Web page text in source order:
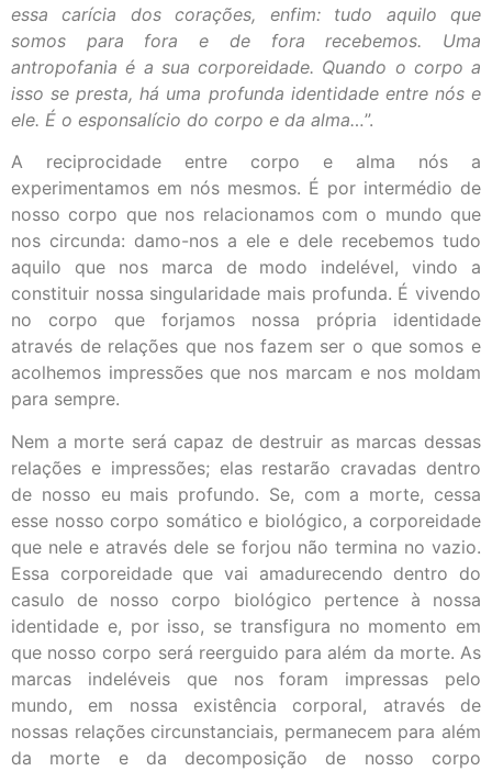
essa carícia dos corações, enfim: tudo aquilo que
somos para fora e de fora recebemos. Uma
antropofania é a sua corporeidade. Quando o corpo a
isso se presta, há uma profunda identidade entre nós e
ele. É o esponsalício do corpo e da alma…”.
A reciprocidade entre corpo e alma nós a
experimentamos em nós mesmos. É por intermédio de
nosso corpo que nos relacionamos com o mundo que
nos circunda: damo-nos a ele e dele recebemos tudo
aquilo que nos marca de modo indelével, vindo a
constituir nossa singularidade mais profunda. É vivendo
no corpo que forjamos nossa própria identidade
através de relações que nos fazem ser o que somos e
acolhemos impressões que nos marcam e nos moldam
para sempre.
Nem a morte será capaz de destruir as marcas dessas
relações e impressões; elas restarão cravadas dentro
de nosso eu mais profundo. Se, com a morte, cessa
esse nosso corpo somático e biológico, a corporeidade
que nele e através dele se forjou não termina no vazio.
Essa corporeidade que vai amadurecendo dentro do
casulo de nosso corpo biológico pertence à nossa
identidade e, por isso, se transfigura no momento em
que nosso corpo será reerguido para além da morte. As
marcas indeléveis que nos foram impressas pelo
mundo, em nossa existência corporal, através de
nossas relações circunstanciais, permanecem para além
da morte e da decomposição de nosso corpo